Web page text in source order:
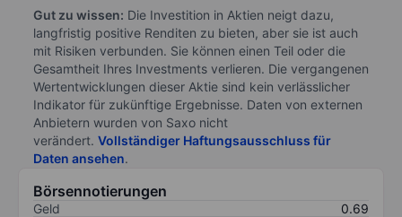
Gut zu wissen: Die Investition in Aktien neigt dazu,
langfristig positive Renditen zu bieten, aber sie ist auch
mit Risiken verbunden. Sie können einen Teil oder die
Gesamtheit Ihres Investments verlieren. Die vergangenen
Wertentwicklungen dieser Aktie sind kein verlässlicher
Indikator für zukünftige Ergebnisse. Daten von externen
Anbietern wurden von Saxo nicht
verändert. Vollständiger Haftungsausschluss für
Daten ansehen.
Börsennotierungen
Geld
0.69